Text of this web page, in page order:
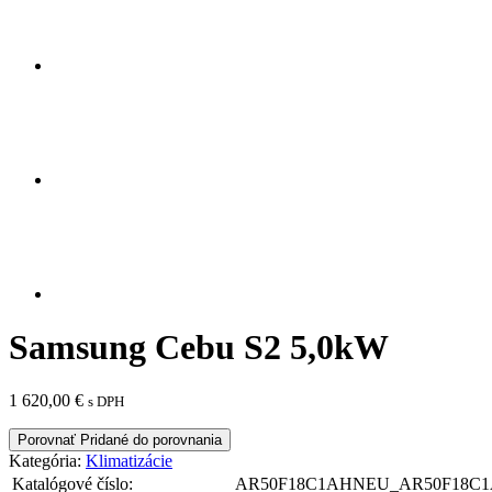
Samsung Cebu S2 5,0kW
1 620,00 € s DPH
Porovnať Pridané do porovnania
Kategória: Klimatizácie
Katalógové číslo: